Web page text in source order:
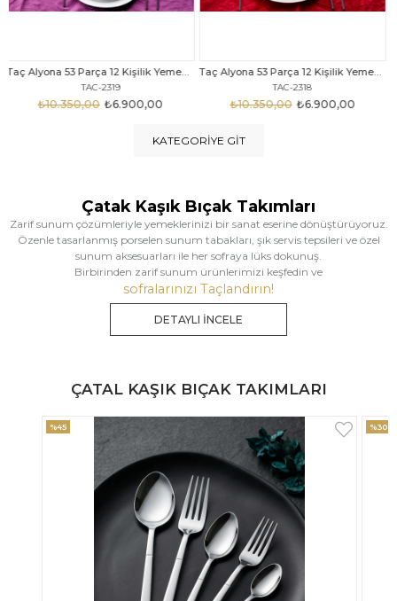
Taç Alyona 53 Parça 12 Kişilik Yemek Takımı Gold
TAC-2318
₺6.900,00
₺10.350,00
Taç Eliza Alyona 53 Parça 12 Kişilik Yemek Takımı Platin
TAC-2316
₺9.499,00
₺12.669,00
KATEGORIYE GIT
Çatak Kaşık Bıçak Takımları
Zarif sunum çözümleriyle yemeklerinizi bir sanat eserine dönüştürüyoruz.
Özenle tasarlanmış porselen sunum tabakları, şık servis tepsileri ve özel
sunum aksesuarları ile her sofraya lüks dokunuş.
Birbirinden zarif sunum ürünlerimizi keşfedin ve
sofralarınızı Taçlandırın!
DETAYLI İNCELE
ÇATAL KAŞIK BIÇAK TAKIMLARI
%30 %33